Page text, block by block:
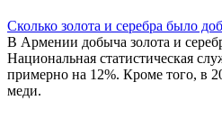
Сколько золота и серебра было
В Армении добыча золота и
Национальная статистическая
примерно на 12%. Кроме того, в
меди.